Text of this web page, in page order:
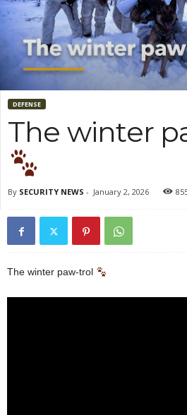
DEFENSE
The winter
By SECURITY NEWS - January 2, 2026
The winter paw-trol